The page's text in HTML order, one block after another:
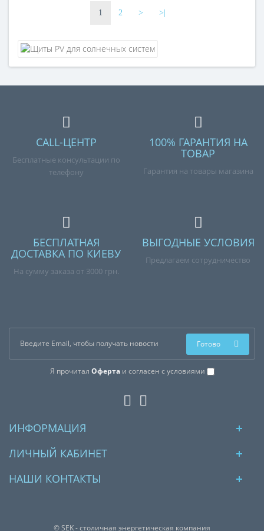
1 2 > >|
CALL-ЦЕНТР
Бесплатные консультации по
телефону
100% ГАРАНТИЯ НА
ТОВАР
Гарантия на товары магазина
БЕСПЛАТНАЯ
ДОСТАВКА ПО КИЕВУ
На сумму заказа от 3000 грн.
ВЫГОДНЫЕ УСЛОВИЯ
Предлагаем сотрудничество
Я прочитал Офертаи согласен с условиями
Готово
ИНФОРМАЦИЯ
ЛИЧНЫЙ КАБИНЕТ
НАШИ КОНТАКТЫ
© SEK - столичная энергетическая компания